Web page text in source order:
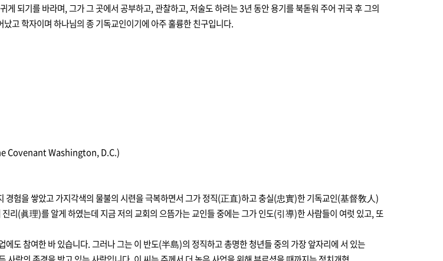
되기를 바라며, 그가 그 곳에서 공부하고, 관찰하고, 저술도 하려는 3년 동안 용기를 북돋워 주어 귀국 후 그의
고 학자이며 하나님의 종 기독교인이기에 아주 훌륭한 친구입니다.
Covenant Washington, D.C.)
경험을 쌓았고 가지각색의 물불의 시련을 극복하면서 그가 정직(正直)하고 충실(忠實)한 기독교인(基督敎人)
리(眞理)를 알게 하였는데 지금 저의 교회의 으뜸가는 교인들 중에는 그가 인도(引導)한 사람들이 여럿 있고, 또
도 참여한 바 있습니다. 그러나 그는 이 반도(半島)의 정직하고 총명한 청년들 중의 가장 앞자리에 서 있는